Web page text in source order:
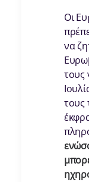
Οι
να
τους
τους